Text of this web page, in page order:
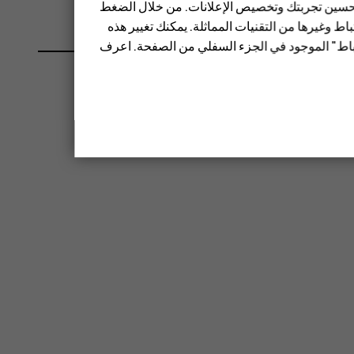
تحسين تجربتك وتخصيص الإعلانات. من خلال الضغط
وغيرها من التقنيات المماثلة. يمكنك تغيير هذه
الموجود في الجزء السفلي من الصفحة. اعرف